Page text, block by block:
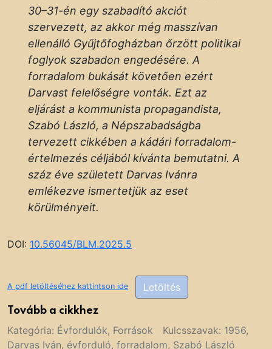
30–31-én egy szabadító akciót
szervezett, az akkor még masszívan
ellenálló Gyűjtőfogházban őrzött politikai
foglyok szabadon engedésére. A
forradalom bukását követően ezért
Darvast felelőségre vonták. Ezt az
eljárást a kommunista propagandista,
Szabó László, a Népszabadságba
tervezett cikkében a kádári forradalom-
értelmezés céljából kívánta bemutatni. A
száz éve született Darvas Ivánra
emlékezve ismertetjük az eset
körülményeit.
DOI: 10.56045/BLM.2025.5
A pdf letöltéséhez kattintson ide Letöltés
Tovább a cikkhez
Kategória: Évfordulók, Források Kulcsszavak: 1956,
Darvas Iván, évforduló, forradalom, Szabó László